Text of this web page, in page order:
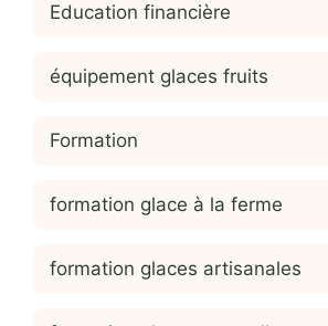
Education financière
équipement glaces fruits
Formation
formation glace à la ferme
formation glaces artisanales